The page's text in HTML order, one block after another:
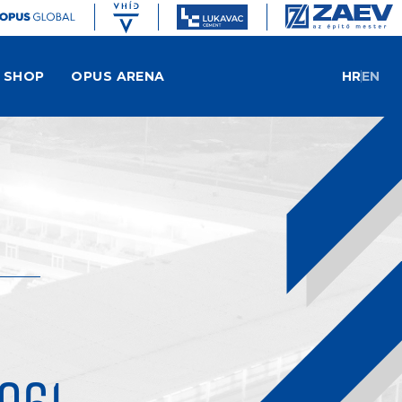
SHOP OPUS ARENA HREN